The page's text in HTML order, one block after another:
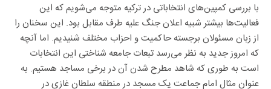
با بررسی کمپین‌های انتخاباتی در ترکیه متوجه می‌شویم که این
فعالیت‌ها بیشتر شبیه اعلان جنگ علیه طرف مقابل بود. این سخنان را
از زبان مسئولان برجسته حاکمیت و احزاب مختلف شنیدیم. اما آنچه
که امروز جدید به نظر می‌رسد تبعات جامعه شناختی این انتخابات
است به طوری که شاهد مطرح شدن آن در برخی مساجد هستیم. به
عنوان مثال امام جماعت یک مسجد در منطقه سلطان غازی در